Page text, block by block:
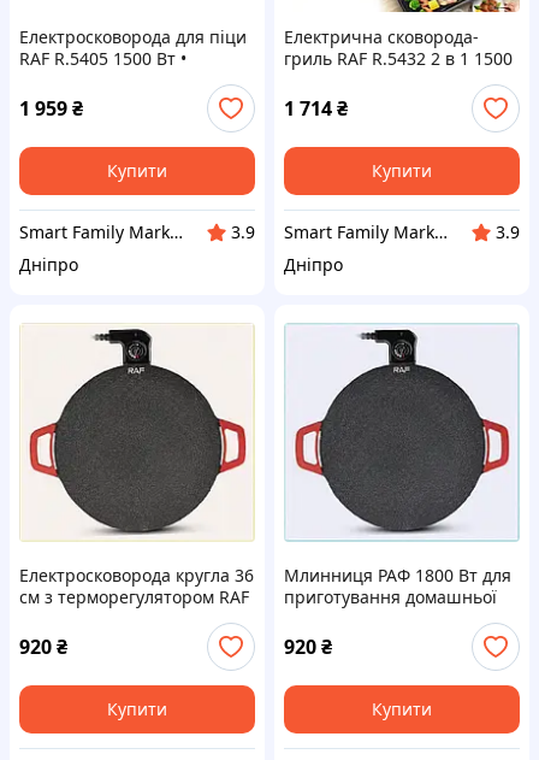
Електросковорода для піци
RAF R.5405 1500 Вт •
R.5405 48 см з
антипригарним покриттям
і кришкою
1 959₴
Купити
Smart Family Market
3.9
Дніпро
Електрична сковорода-
гриль RAF R.5432 2 в 1 1500
Вт • Багатофункціональний
електрогриль із жарочною
поверхнею та каструлею
1 714₴
Купити
Smart Family Market
3.9
Дніпро
Електросковорода кругла 36
см з терморегулятором RAF
920₴
Купити
Млинниця РАФ 1800 Вт для
приготування домашньої
920₴
Купити